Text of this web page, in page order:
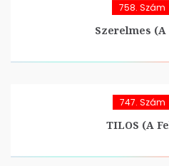
758. Szám
Szerelmes
747. Szám
TILOS (A